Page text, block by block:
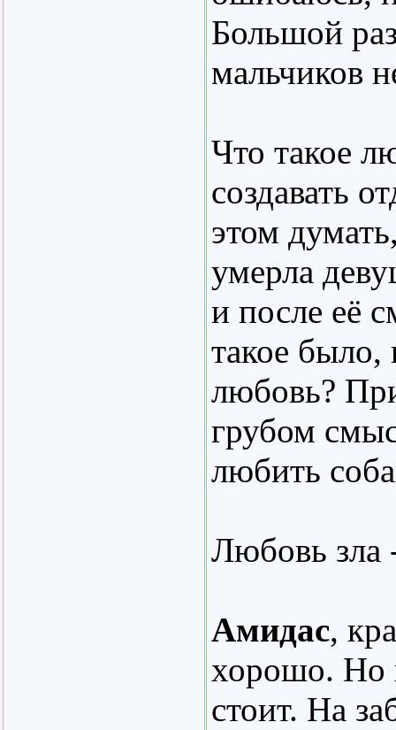
Большой
мальчиков
Что такое
создавать
этом
умерла
и после её
такое
любовь?
грубом
любить
Любовь зла
Амидас,
хорошо. Но
стоит. На